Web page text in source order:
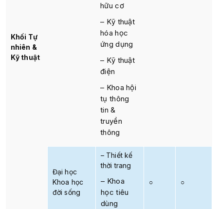
Khối Tự
nhiên &
Kỹ thuật
hữu cơ
– Kỹ thuật
hóa học
ứng dụng
– Kỹ thuật
điện
– Khoa hội
tụ thông
tin &
truyền
thông
Đại học
Khoa học
đời sống
– Thiết kế
thời trang
– Khoa
học tiêu
dùng
○ ○